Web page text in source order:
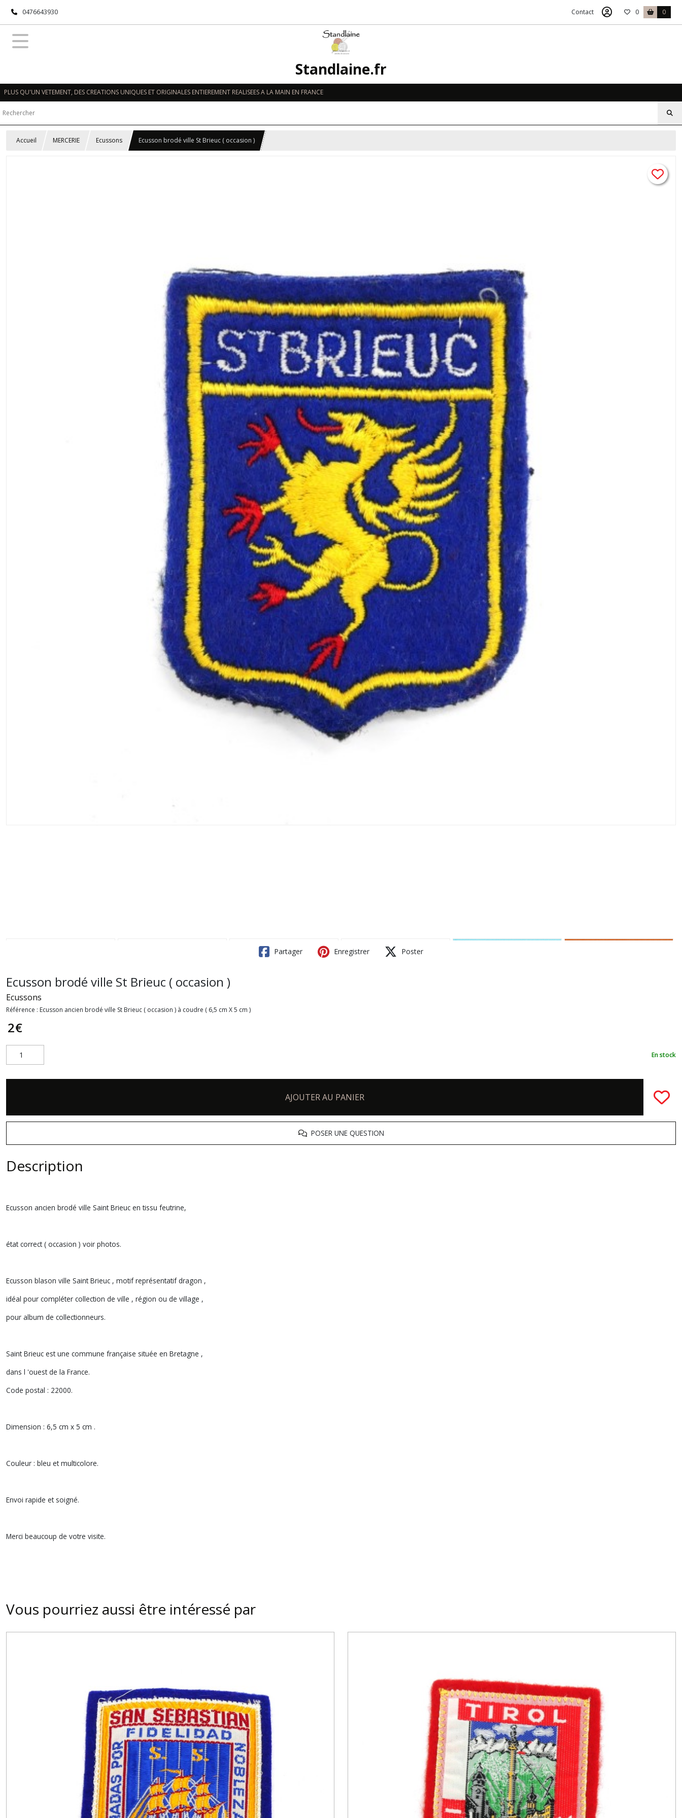
0476643930 Contact 0 0
Standlaine.fr
PLUS QU'UN VETEMENT, DES CREATIONS UNIQUES ET ORIGINALES ENTIEREMENT REALISEES A LA MAIN EN FRANCE
Accueil MERCERIE Ecussons Ecusson brodé ville St Brieuc ( occasion )
Partager Enregistrer Poster
Ecusson brodé ville St Brieuc ( occasion )
Ecussons
Référence : Ecusson ancien brodé ville St Brieuc ( occasion ) à coudre ( 6,5 cm X 5 cm )
2€
En stock
AJOUTER AU PANIER
POSER UNE QUESTION
Description
Ecusson ancien brodé ville Saint Brieuc en tissu feutrine,
état correct ( occasion ) voir photos.
Ecusson blason ville Saint Brieuc , motif représentatif dragon ,
idéal pour compléter collection de ville , région ou de village ,
pour album de collectionneurs.
Saint Brieuc est une commune française située en Bretagne ,
dans l 'ouest de la France.
Code postal : 22000.
Dimension : 6,5 cm x 5 cm .
Couleur : bleu et multicolore.
Envoi rapide et soigné.
Merci beaucoup de votre visite.
Vous pourriez aussi être intéressé par